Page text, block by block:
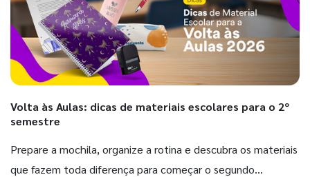
Volta às Aulas: dicas de materiais escolares para o 2º
semestre
Prepare a mochila, organize a rotina e descubra os materiais
que fazem toda diferença para começar o segundo